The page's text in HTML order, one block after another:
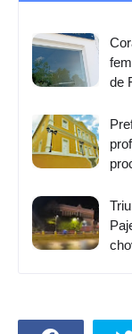
de